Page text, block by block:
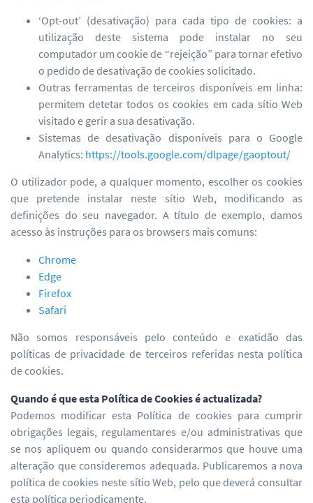
‘Opt-out’ (desativação) para cada tipo de cookies: a
utilização deste sistema pode instalar no seu
computador um cookie de “rejeição” para tornar efetivo
o pedido de desativação de cookies solicitado.
Outras ferramentas de terceiros disponíveis em linha:
permitem detetar todos os cookies em cada sítio Web
visitado e gerir a sua desativação.
Sistemas de desativação disponíveis para o Google
Analytics: https://tools.google.com/dlpage/gaoptout/
O utilizador pode, a qualquer momento, escolher os cookies
que pretende instalar neste sítio Web, modificando as
definições do seu navegador. A título de exemplo, damos
acesso às instruções para os browsers mais comuns:
Chrome
Edge
Firefox
Safari
Não somos responsáveis pelo conteúdo e exatidão das
políticas de privacidade de terceiros referidas nesta política
de cookies.
Quando é que esta Política de Cookies é actualizada?
Podemos modificar esta Política de cookies para cumprir
obrigações legais, regulamentares e/ou administrativas que
se nos apliquem ou quando considerarmos que houve uma
alteração que consideremos adequada. Publicaremos a nova
política de cookies neste sítio Web, pelo que deverá consultar
esta política periodicamente.